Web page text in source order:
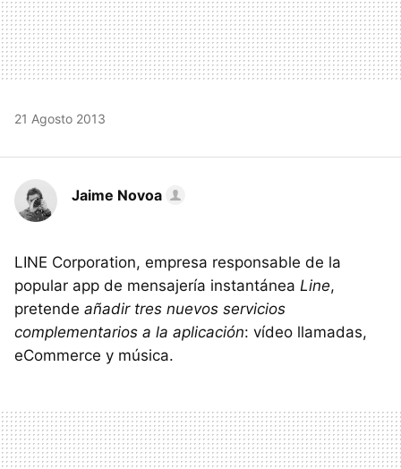
21 Agosto 2013
Jaime Novoa
LINE Corporation, empresa responsable de la
popular app de mensajería instantánea Line,
pretende añadir tres nuevos servicios
complementarios a la aplicación: vídeo llamadas,
eCommerce y música.